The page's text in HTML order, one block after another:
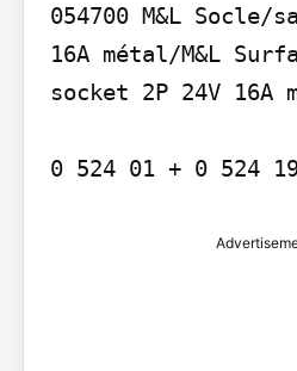
054700 M&L
16A métal/M&L
socket 2P 24V 16A
0 524 01 + 0 524